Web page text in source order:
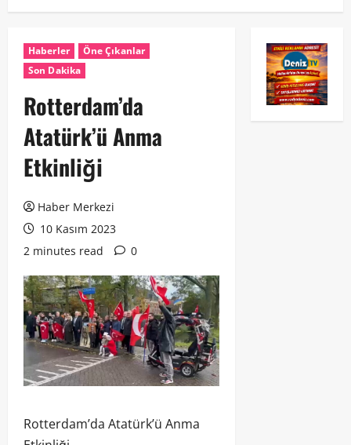
Haberler
Öne Çıkanlar
Son Dakika
Rotterdam’da
Atatürk’ü Anma
Etkinliği
Haber Merkezi
10 Kasım 2023
2 minutes read
0
Rotterdam’da Atatürk’ü Anma